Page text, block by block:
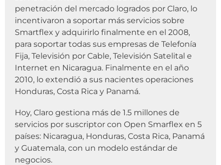
penetración del mercado logrados por Claro, lo
incentivaron a soportar más servicios sobre
Smartflex y adquirirlo finalmente en el 2008,
para soportar todas sus empresas de Telefonía
Fija, Televisión por Cable, Televisión Satelital e
Internet en Nicaragua. Finalmente en el año
2010, lo extendió a sus nacientes operaciones
Honduras, Costa Rica y Panamá.
Hoy, Claro gestiona más de 1.5 millones de
servicios por suscriptor con Open Smarflex en 5
países: Nicaragua, Honduras, Costa Rica, Panamá
y Guatemala, con un modelo estándar de
negocios.